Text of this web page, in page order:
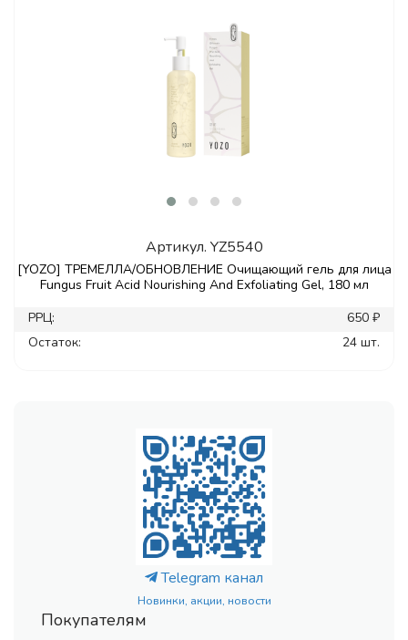
Артикул. YZ5540
[YOZO] ТРЕМЕЛЛА/ОБНОВЛЕНИЕ Очищающий гель для лица
Fungus Fruit Acid Nourishing And Exfoliating Gel, 180 мл
РРЦ:
650 ₽
Остаток:
24 шт.
Telegram канал
Новинки, акции, новости
Покупателям